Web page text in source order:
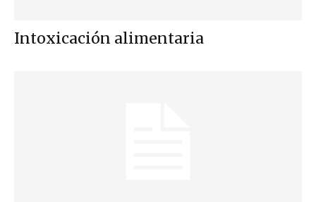
Intoxicación alimentaria